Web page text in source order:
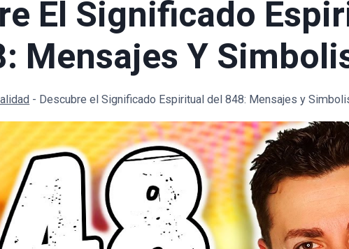
El Significado
Mensajes Y
- Descubre el Significado Espiritual del 848: Mensajes y